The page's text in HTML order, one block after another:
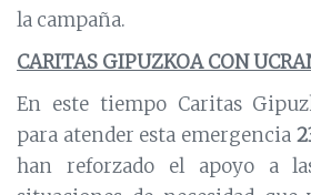
la campaña.
CARITAS GIPUZKOA CON
En este tiempo Caritas
para atender esta emergencia
han reforzado el apoyo a